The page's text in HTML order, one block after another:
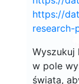
https://
research-
Wyszukuj
w pole
świata,